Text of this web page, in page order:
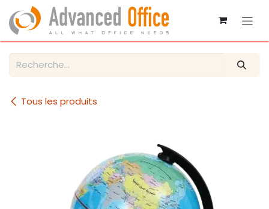
Se rendre au contenu
Tous les produits